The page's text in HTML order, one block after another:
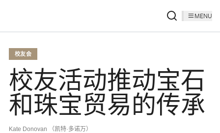
MENU
校友会
校友活动推动宝石
和珠宝贸易的传承
Kate Donovan （凯特·多诺万）